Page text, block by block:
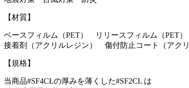
【材質】
ベースフィルム（PET） リリースフィルム（PET）
接着剤（アクリルレジン） 傷付防止コート（アク
【規格】
当商品#SF4CLの厚みを薄くした#SF2CL は